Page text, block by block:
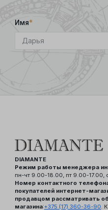
Имя*
DIAMANTE
Режим работы менеджера
пн-чт 9.00-18.00, пт 9.00-17.00,
Номер контактного
покупателей интернет-
продавцом рассматривать
магазина:+375 (17) 360-36-90 .